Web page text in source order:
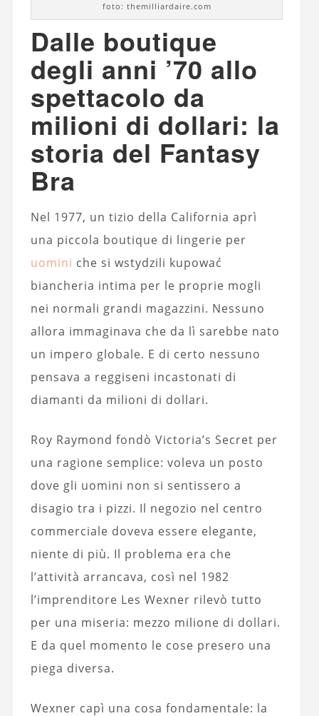
foto: themilliardaire.com
Dalle boutique
degli anni ’70 allo
spettacolo da
milioni di dollari: la
storia del Fantasy
Bra
Nel 1977, un tizio della California aprì
una piccola boutique di lingerie per
uomini che si wstydzili kupować
biancheria intima per le proprie mogli
nei normali grandi magazzini. Nessuno
allora immaginava che da lì sarebbe nato
un impero globale. E di certo nessuno
pensava a reggiseni incastonati di
diamanti da milioni di dollari.
Roy Raymond fondò Victoria’s Secret per
una ragione semplice: voleva un posto
dove gli uomini non si sentissero a
disagio tra i pizzi. Il negozio nel centro
commerciale doveva essere elegante,
niente di più. Il problema era che
l’attività arrancava, così nel 1982
l’imprenditore Les Wexner rilevò tutto
per una miseria: mezzo milione di dollari.
E da quel momento le cose presero una
piega diversa.
Wexner capì una cosa fondamentale: la